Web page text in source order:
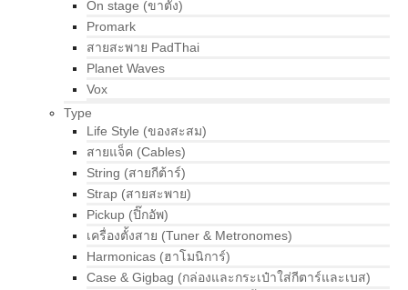
On stage (ขาตั้ง)
Promark
สายสะพาย PadThai
Planet Waves
Vox
Type
Life Style (ของสะสม)
สายแจ็ค (Cables)
String (สายกีต้าร์)
Strap (สายสะพาย)
Pickup (ปิ๊กอัพ)
เครื่องตั้งสาย (Tuner & Metronomes)
Harmonicas (ฮาโมนิการ์)
Case & Gigbag (กล่องและกระเป๋าใส่กีตาร์และเบส)